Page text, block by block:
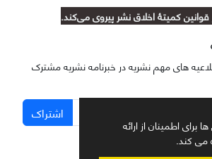
اطمینان از ارائه
می کند.
قوانین کمیتۀ اخلاق نشر پیروی می‌کند.
های مهم نشریه در خبرنامه نشریه مشترک
اشتراک